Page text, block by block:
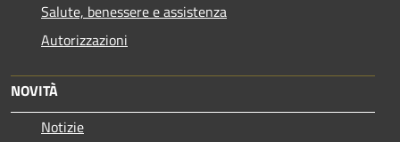
Salute, benessere e assistenza
Autorizzazioni
NOVITÀ
Notizie